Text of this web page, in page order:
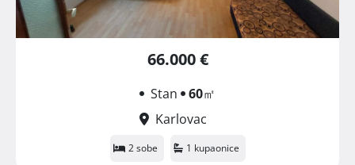
66.000 €
Stan 60㎡
Karlovac
2 sobe 1 kupaonice